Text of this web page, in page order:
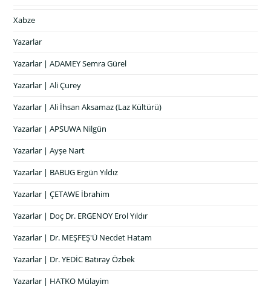
Xabze
Yazarlar
Yazarlar | ADAMEY Semra Gürel
Yazarlar | Ali Çurey
Yazarlar | Ali İhsan Aksamaz (Laz Kültürü)
Yazarlar | APSUWA Nilgün
Yazarlar | Ayşe Nart
Yazarlar | BABUG Ergün Yıldız
Yazarlar | ÇETAWE İbrahim
Yazarlar | Doç Dr. ERGENOY Erol Yıldır
Yazarlar | Dr. MEŞFEŞ'Ü Necdet Hatam
Yazarlar | Dr. YEDİC Batıray Özbek
Yazarlar | HATKO Mülayim